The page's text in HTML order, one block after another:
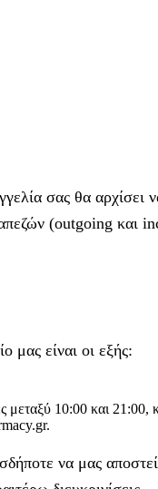
σας θα αρχίσει
(outgoing και
μας είναι οι εξής:
μεταξύ 10:00 και
να μας